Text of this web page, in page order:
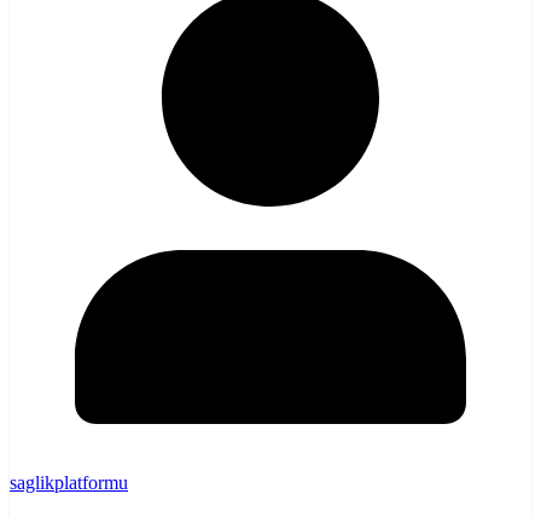
saglikplatformu